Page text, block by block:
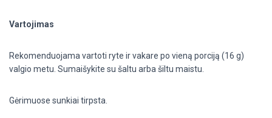
Vartojimas
Rekomenduojama vartoti ryte ir vakare po vieną porciją (16 g)
valgio metu. Sumaišykite su šaltu arba šiltu maistu.
Gėrimuose sunkiai tirpsta.